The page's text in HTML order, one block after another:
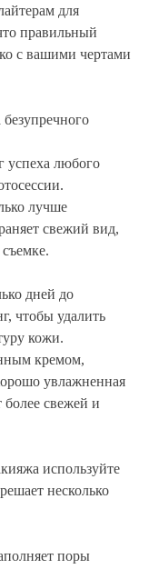
для
правильный
с вашими чертами
успеха любого
лучше
свежий вид,
дней до
чтобы удалить
кожи.
кремом,
увлажненная
свежей и
используйте
несколько
поры